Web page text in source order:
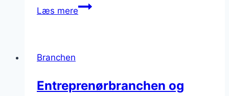
Læs mereErhvervsbyggeri:
Branchen
Entreprenørbranchen og